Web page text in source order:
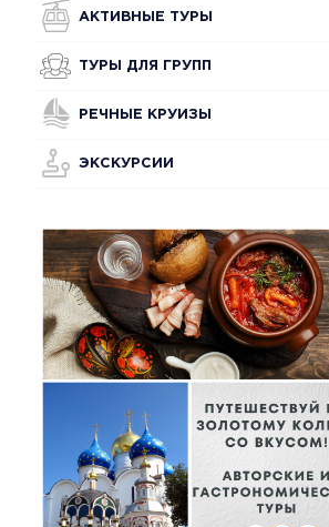
АКТИВНЫЕ ТУРЫ
ТУРЫ ДЛЯ ГРУПП
РЕЧНЫЕ КРУИЗЫ
ЭКСКУРСИИ